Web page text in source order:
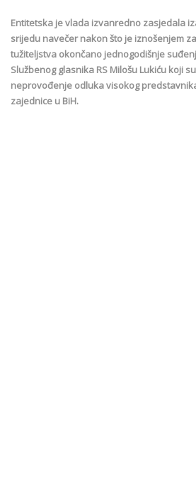
Entitetska je vlada izvanredno zasjedala
srijedu navečer nakon što je iznošenjem
tužiteljstva okončano jednogodišnje
Službenog glasnika RS Milošu Lukiću koji
neprovođenje odluka visokog
zajednice u BiH.